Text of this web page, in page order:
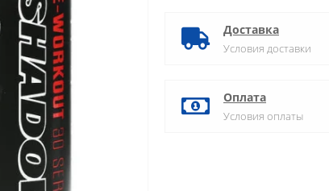
Доставка
Условия доставки
Оплата
Условия оплаты